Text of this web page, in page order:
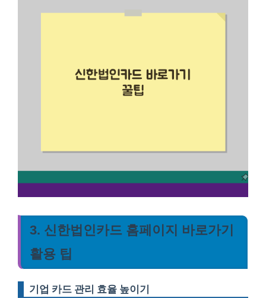
3. 신한법인카드 홈페이지 바로가기
활용 팁
기업 카드 관리 효율 높이기